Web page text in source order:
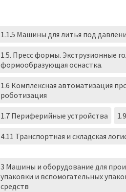
1.1.5 Машины для литья под
1.5. Пресс формы. Экструзионные
формообразующая оснастка.
1.6 Комплексная автоматизация
роботизация
1.7 Периферийные устройства
4.11 Транспортная и складская
3 Машины и оборудование для
упаковки и вспомогательных
средств